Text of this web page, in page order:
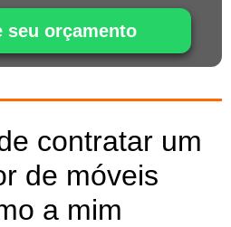
seu orçamento
contratar um
de móveis
a mim